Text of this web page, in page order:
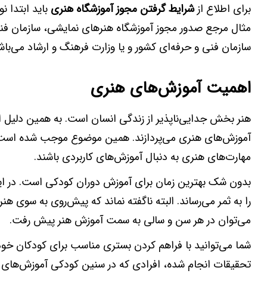
برای اطلاع ازشرایط گرفتن مجوز آموزشگاه هنری باید
مثال مرجع صدور مجوز آموزشگاه هنرهای نمایشی،
سازمان فنی و حرفه‌ای کشور و یا وزارت فرهنگ و ارشاد
اهمیت آموزش‌های هنری
هنر بخش جدایی‌ناپذیر از زندگی انسان است. به همین دلیل
آموزش‌های هنری می‌پردازند. همین موضوع موجب شده است
مهارت‌های هنری به دنبال آموزش‌های کاربردی باشند.
بدون شک بهترین زمان برای آموزش دوران کودکی است. در
را به ثمر می‌رساند. البته ناگفته نماند که پیش‌روی به
می‌توان در هر سن و سالی به سمت آموزش هنر پیش رفت.
شما می‌توانید با فراهم کردن بستری مناسب برای کودکان
تحقیقات انجام شده، افرادی که در سنین کودکی آموزش‌های